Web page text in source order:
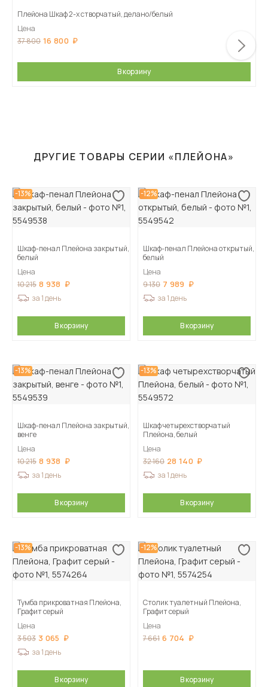
Плейона Шкаф 2-х створчатый, делано/белый
Цена
37 800 16 800
В корзину
ДРУГИЕ ТОВАРЫ СЕРИИ «ПЛЕЙОНА»
-13%
Шкаф-пенал Плейона закрытый,
белый
Цена
10 215 8 938
за 1 день
В корзину
-12%
Шкаф-пенал Плейона открытый,
белый
Цена
9 130 7 989
за 1 день
В корзину
-13%
Шкаф-пенал Плейона закрытый,
венге
Цена
10 215 8 938
за 1 день
В корзину
-13%
Шкаф четырехстворчатый
Плейона, белый
Цена
32 160 28 140
за 1 день
В корзину
-13%
Тумба прикроватная Плейона,
Графит серый
Цена
3 503 3 065
за 1 день
В корзину
-12%
Столик туалетный Плейона,
Графит серый
Цена
7 661 6 704
В корзину